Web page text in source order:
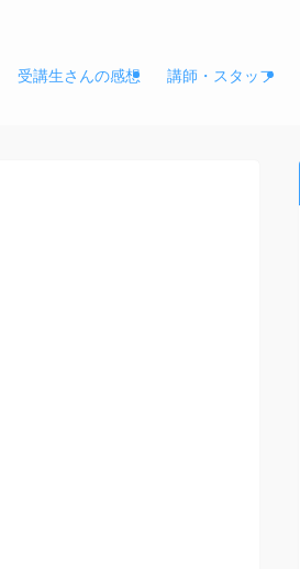
受講生さんの感想 講師・スタッフ